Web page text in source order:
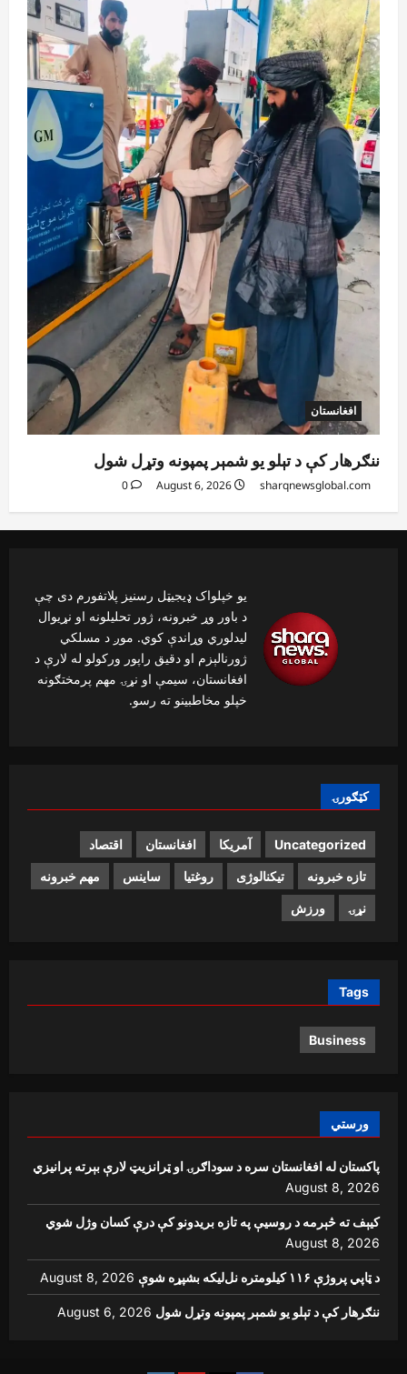
افغانستان
ننګرهار کې د تېلو یو شمېر پمپونه وتړل شول
sharqnewsglobal.com
0
یو خپلواک ډیجیټل رسنیز پلاتفورم دی چې
د باور وړ خبرونه، ژور تحلیلونه او نړیوال
لیدلوري وړاندې کوي. موږ د مسلکي
ژورنالېزم او دقیق راپور ورکولو له لارې د
افغانستان، سیمې او نړۍ مهم پرمختګونه
خپلو مخاطبینو ته رسو.
کټګورۍ
Uncategorized آمریکا افغانستان اقتصاد
تازه خبرونه تیکنالوژی روغتیا ساینس مهم خبرونه
نړۍ ورزش
Tags
Business
ورستي
پاکستان له افغانستان سره د سوداګرۍ او ټرانزیټ لارې بېرته پرانیزي
August 8, 2026
کیېف ته څېرمه د روسیې په تازه بریدونو کې درې کسان وژل شوي
August 8, 2026
د ټاپي پروژې ۱۱۶ کیلومتره نل‌لیکه بشپړه شوې August 8, 2026
ننګرهار کې د تېلو یو شمېر پمپونه وتړل شول August 6, 2026